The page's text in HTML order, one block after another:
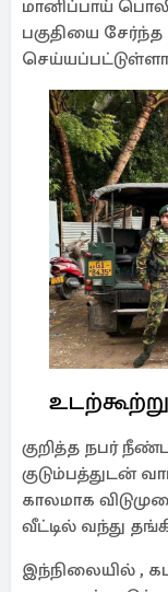
மானிப்பாய்
பகுதியை
குறித்த நபர்
குடும்பத்துடன்
காலமாக
வீட்டில் வந்து
இந்நிலையில் ,